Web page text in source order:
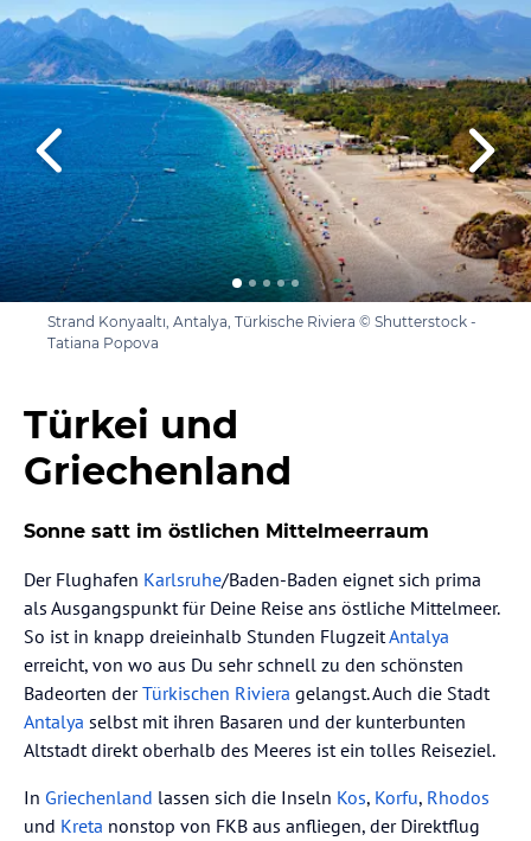
Strand Konyaaltı, Antalya, Türkische Riviera © Shutterstock -
Tatiana Popova
Türkei und
Griechenland
Sonne satt im östlichen Mittelmeerraum
Der Flughafen Karlsruhe/Baden-Baden eignet sich prima
als Ausgangspunkt für Deine Reise ans östliche Mittelmeer.
So ist in knapp dreieinhalb Stunden FlugzeitAntalya
erreicht, von wo aus Du sehr schnell zu den schönsten
Badeorten derTürkischen Riviera gelangst. Auch die Stadt
Antalya selbst mit ihren Basaren und der kunterbunten
Altstadt direkt oberhalb des Meeres ist ein tolles Reiseziel.
In Griechenland lassen sich die Inseln Kos, Korfu, Rhodos
und Kreta nonstop von FKB aus anfliegen, der Direktflug